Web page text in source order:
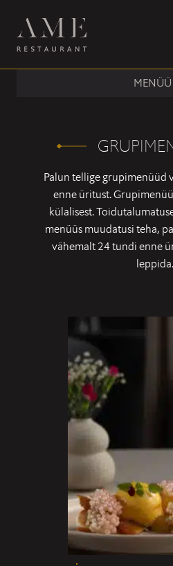
MENÜÜ
Palun tellige grupimenüüd
enne üritust.
külalisest.
menüüs muudatusi teha,
vähemalt 24 tundi enne
leppida.